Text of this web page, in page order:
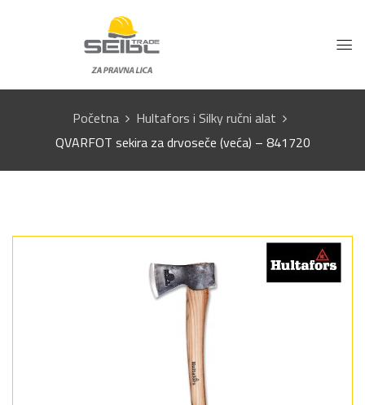
Početna
Hultafors i Silky ručni alat
QVARFOT sekira za drvoseče (veća) – 841720